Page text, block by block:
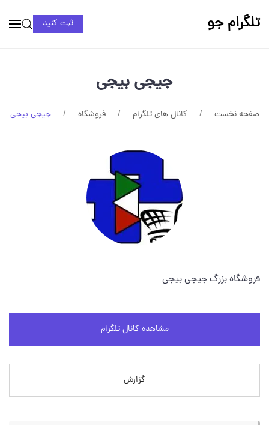
تلگرام جو ثبت کنید
جیجی بیجی
صفحه نخست کانال های تلگرام فروشگاه جیجی بیجی
فروشگاه بزرگ جیجی بیجی
مشاهده کانال تلگرام
گزارش